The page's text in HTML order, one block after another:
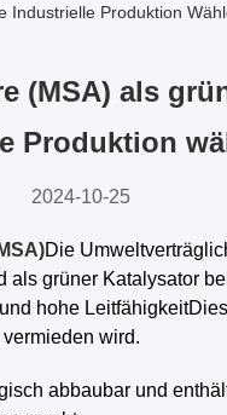
Industrielle Produktion
(MSA) als
Produktion
2024-10-25
Die
grüner Katalysator
hohe
wird.
abbaubar und